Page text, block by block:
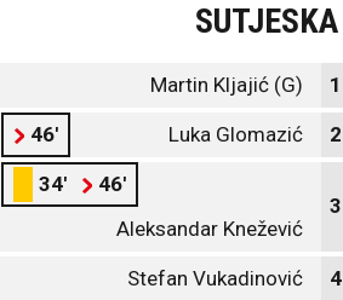
SUTJESKA
Martin Kljajić (G) 1
46' Luka Glomazić 2
34'
46'
Aleksandar Knežević
3
Stefan Vukadinović 4